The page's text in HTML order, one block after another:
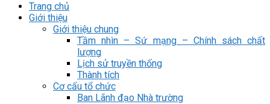
Trang chủ
Giới thiệu
Giới thiệu chung
Tầm nhìn – Sứ mạng – Chính sách chất
lượng
Lịch sử truyền thống
Thành tích
Cơ cấu tổ chức
Ban Lãnh đạo Nhà trường